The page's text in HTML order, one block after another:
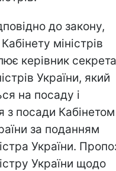
до закону,
міністрів
керівник
України, який
на посаду і
з посади Кабінетом
за поданням
України.
України щодо